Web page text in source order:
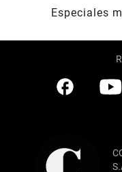
Especiales